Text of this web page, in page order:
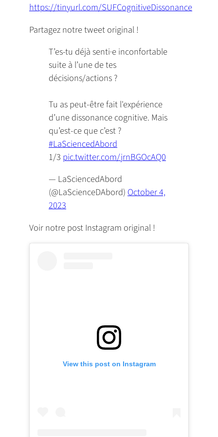
https://tinyurl.com/SUFCognitiveDissonance
Partagez notre tweet original !
T’es-tu déjà senti·e inconfortable
suite à l’une de tes
décisions/actions ?
Tu as peut-être fait l'expérience
d’une dissonance cognitive. Mais
qu’est-ce que c’est ?
#LaSciencedAbord
1/3 pic.twitter.com/jrnBGOcAQ0
— LaSciencedAbord
(@LaScienceDAbord)October 4,
2023
Voir notre post Instagram original !
View this post on Instagram